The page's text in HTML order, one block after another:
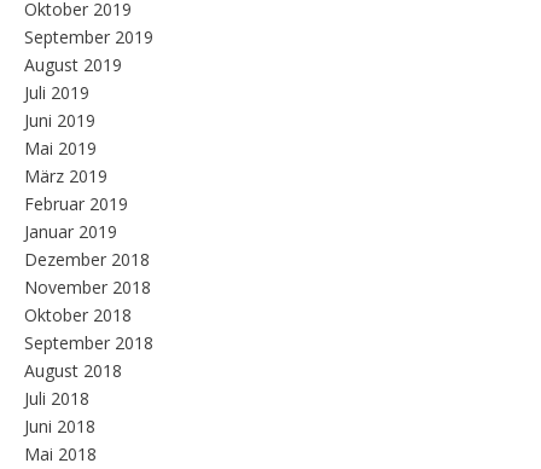
Oktober 2019
September 2019
August 2019
Juli 2019
Juni 2019
Mai 2019
März 2019
Februar 2019
Januar 2019
Dezember 2018
November 2018
Oktober 2018
September 2018
August 2018
Juli 2018
Juni 2018
Mai 2018